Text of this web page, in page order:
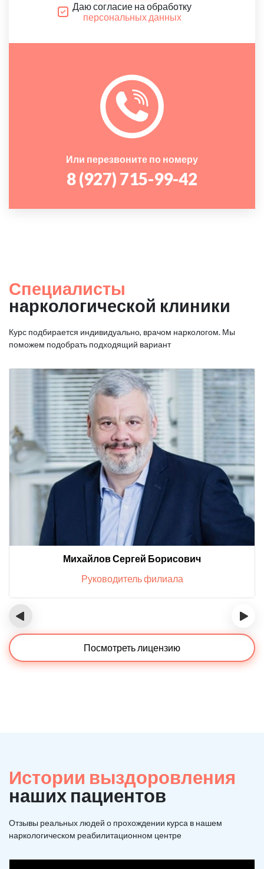
Даю согласие на обработку
персональных данных
Или перезвоните по номеру
8 (927) 715-99-42
Специалисты
наркологической клиники
Курс подбирается индивидуально, врачом наркологом. Мы
поможем подобрать подходящий вариант
Михайлов Сергей Борисович
Руководитель филиала
‹ ›
Посмотреть лицензию
Истории выздоровления
наших пациентов
Отзывы реальных людей о прохождении курса в нашем
наркологическом реабилитационном центре